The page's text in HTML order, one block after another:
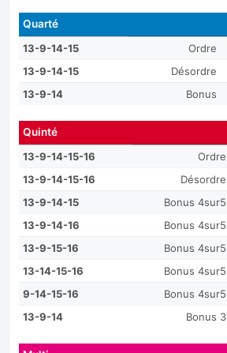
Quarté
13-9-14-15 Ordre
13-9-14-15
Désordre
13-9-14
Bonus
Quinté
13-9-14-15-16 Ordre
13-9-14-15-16
Désordre
13-9-14-15
Bonus 4sur5
13-9-14-16
Bonus 4sur5
13-9-15-16
Bonus 4sur5
13-14-15-16
Bonus 4sur5
9-14-15-16
Bonus 4sur5
13-9-14
Bonus 3